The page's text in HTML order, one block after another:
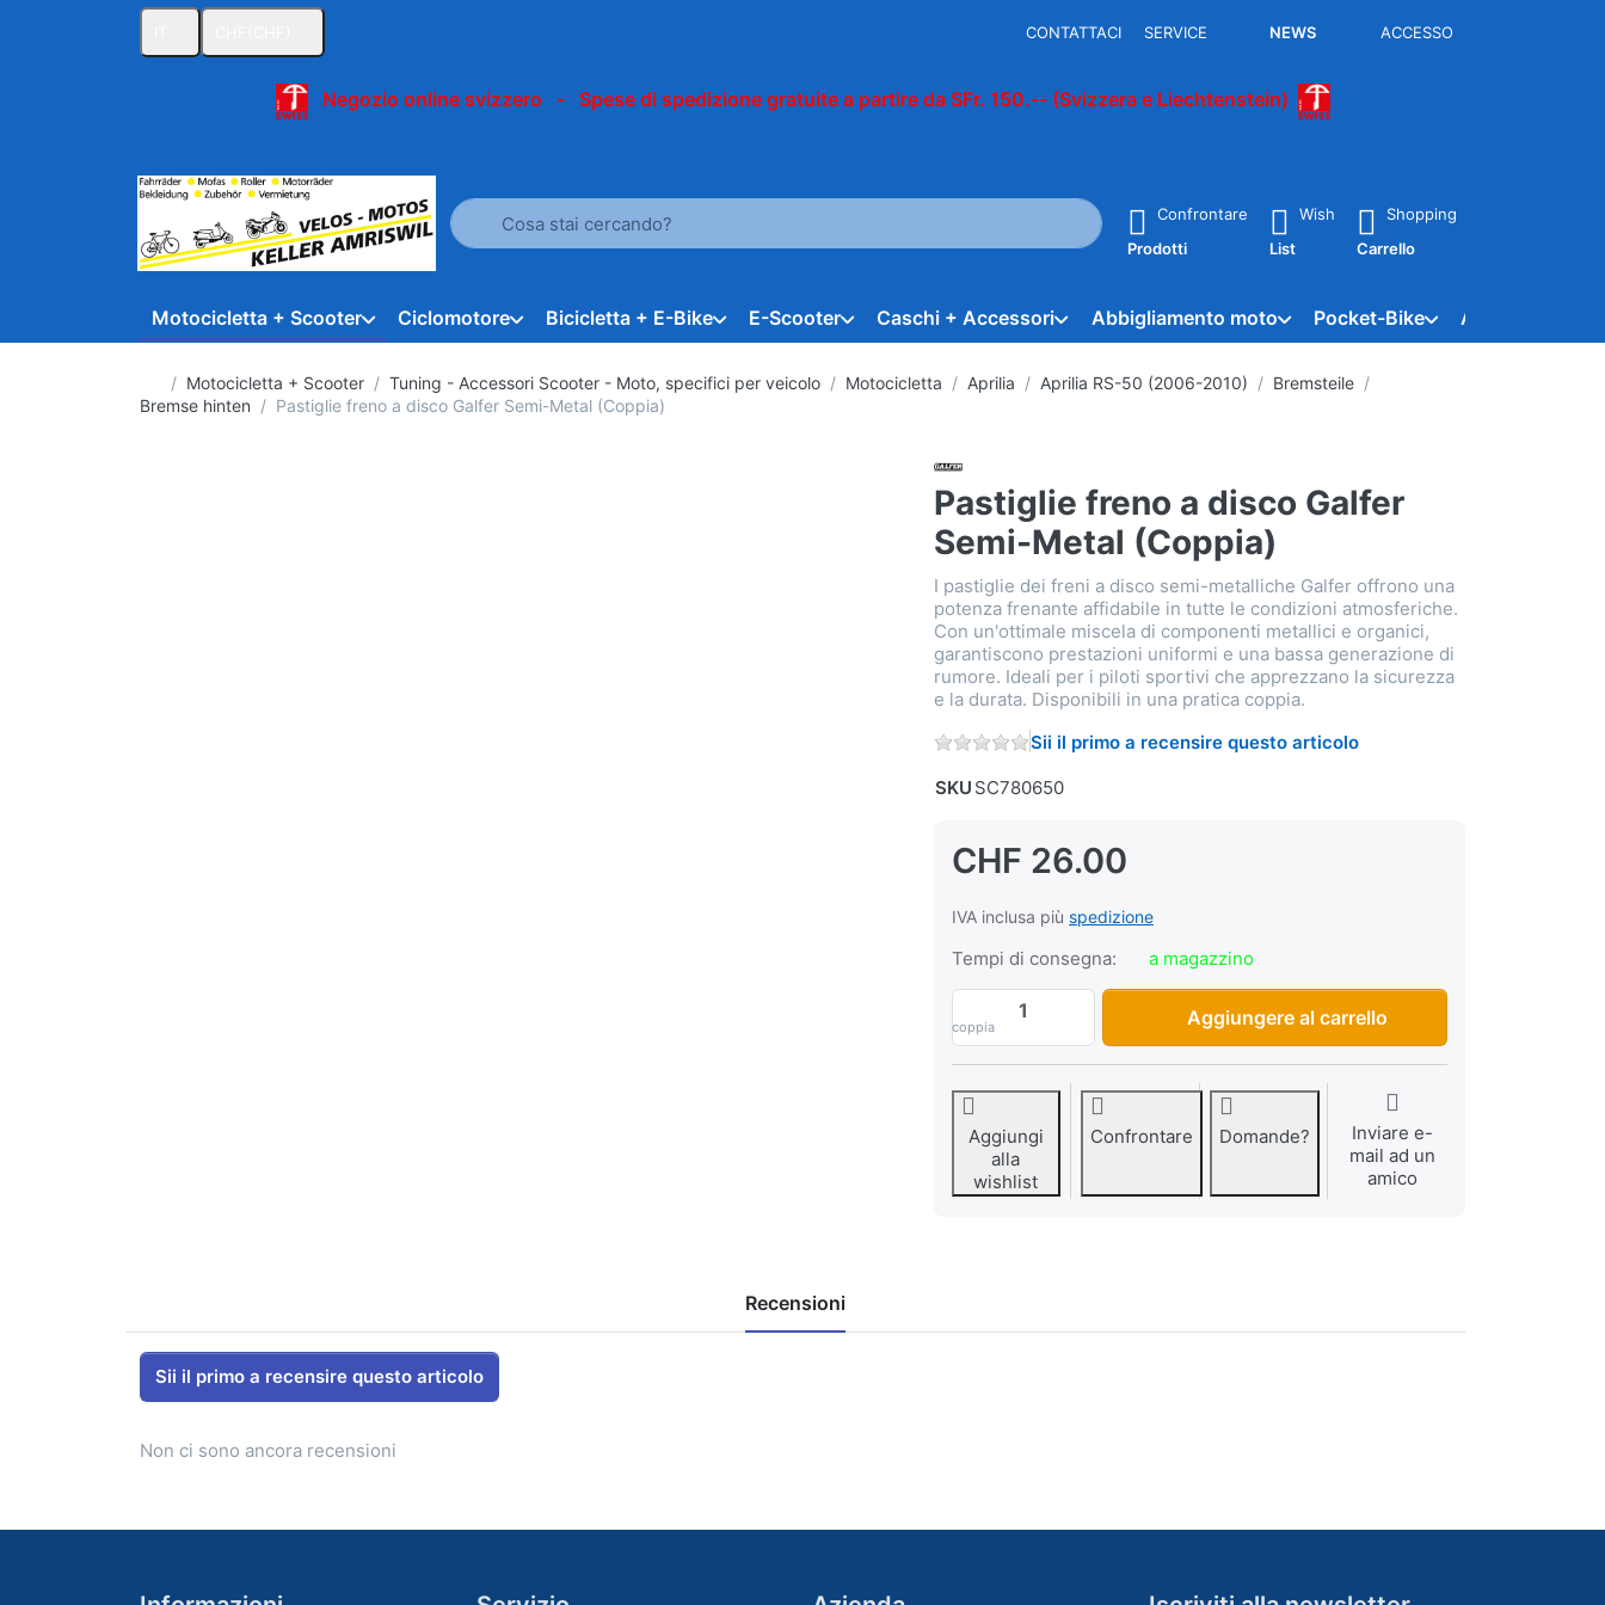
CONTATTACI SERVICE NEWS ACCESSO
Negozio online svizzero - Spese di spedizione gratuite a partire da SFr. 150.-- (Svizzera e Liechtenstein)
Inserire un termine di ricerca. I primi risultati appaiono automaticamente durante la digitazione. Premere il tasto Invio per richiamare
Confrontare
Prodotti
Wish
List
Shopping
Carrello
Motocicletta + Scooter Ciclomotore Bicicletta + E-Bike E-Scooter Caschi + Accessori Abbigliamento moto Pocket-Bike APE - Vespacar
Homepage
Motocicletta + Scooter Tuning - Accessori Scooter - Moto, specifici per veicolo Motocicletta Aprilia Aprilia RS-50 (2006-2010)
Bremsteile
Bremse hinten
Pastiglie freno a disco Galfer Semi-Metal (Coppia)
Pastiglie freno a disco Galfer
Semi-Metal (Coppia)
I pastiglie dei freni a disco semi-metalliche Galfer offrono una
potenza frenante affidabile in tutte le condizioni atmosferiche.
Con un'ottimale miscela di componenti metallici e organici,
garantiscono prestazioni uniformi e una bassa generazione di
rumore. Ideali per i piloti sportivi che apprezzano la sicurezza
e la durata. Disponibili in una pratica coppia.
Sii il primo a recensire questo articolo
SKU SC780650
CHF 26.00
IVA inclusa più spedizione
Tempi di consegna: a magazzino
coppia
Pastiglie freno a disco Galfer Semi-Metal (Coppia) a CHF
Aggiungere al carrello
Aggiungi
alla
wishlist
Confrontare Domande?
Inviare e-
mail ad un
amico
Recensioni
Sii il primo a recensire questo articolo
Non ci sono ancora recensioni